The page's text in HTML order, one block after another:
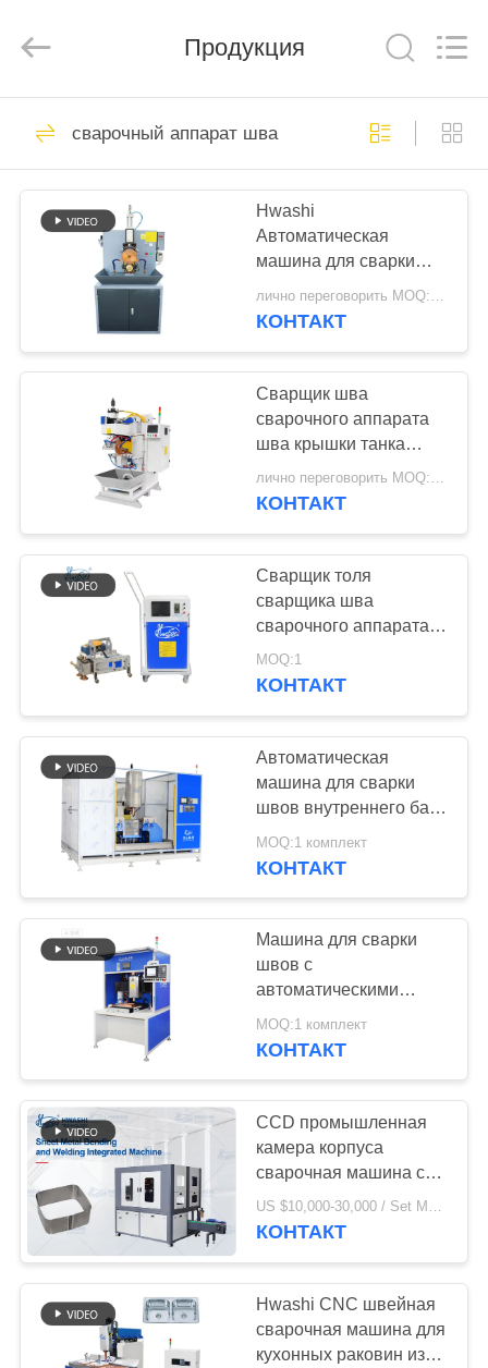
ДОМ
ПРОДУКТЫ
ПУТЕШЕСТВИЕ
ФАБРИКИ
ПРОВЕРКА
КАЧЕСТВА
СВЯЖИТЕСЬ
МЫ
НОВОСТИ
СЛУЧАИ
БЛОГ
СПРОСИТЕ
ЦИТАТУ
САЙТА
ПОЛИТИКА
УЕДИНЕНИЯ
INC..
Сварочный
аппарат пятна
143
Сварочный
аппарат для
проволочной сетки
357
сварочный аппарат
конденсатора
сварочный аппарат
раковины
85
Аппарат для
сварки IBC
промышленные
238
Продукция
сварочный аппарат шва
Hwashi
Автоматическая
машина для сварки
швов сопротивления
лично переговорить MOQ:1 комплект
КОНТАКТ
Сварщик шва
сварочного аппарата
шва крышки танка
квадрата Y-osи CNC x
автоматический
лично переговорить MOQ:1 набор
КОНТАКТ
Сварщик толя
сварщика шва
сварочного аппарата
шва крыши положения
HWASHI верхний
MOQ:1
КОНТАКТ
Автоматическая
машина для сварки
швов внутреннего бака
посудомоечной
машины
MOQ:1 комплект
КОНТАКТ
Машина для сварки
швов с
автоматическими
профилями радиатора
MOQ:1 комплект
КОНТАКТ
CCD промышленная
камера корпуса
сварочная машина с
CCD видением
направляемой
US $10,000-30,000 / Set MOQ:1 комплект
КОНТАКТ
Hwashi CNC швейная
сварочная машина для
кухонных раковин из